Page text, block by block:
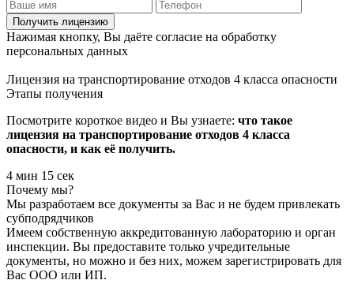
Получить лицензию
Нажимая кнопку, Вы даёте согласие на обработку
персональных данных
Лицензия на транспортирование отходов 4 класса опасности
Этапы получения
Посмотрите короткое видео и Вы узнаете: что такое
лицензия на транспортирование отходов 4 класса
опасности, и как её получить.
4 мин 15 сек
Почему мы?
Мы разработаем все документы за Вас и не будем привлекать
субподрядчиков
Имеем собственную аккредитованную лабораторию и орган
инспекции. Вы предоставите только учредительные
документы, но можно и без них, можем зарегистрировать для
Вас ООО или ИП.